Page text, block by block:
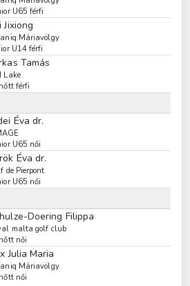
U65 férfi
Jixiong
Máriavölgy
U14 férfi
Tamás
Lake
férfi
Éva dr.
U65 női
Éva dr.
de Pierpont
U65 női
Doering Filippa
malta golf club
női
Julia Maria
Máriavölgy
női